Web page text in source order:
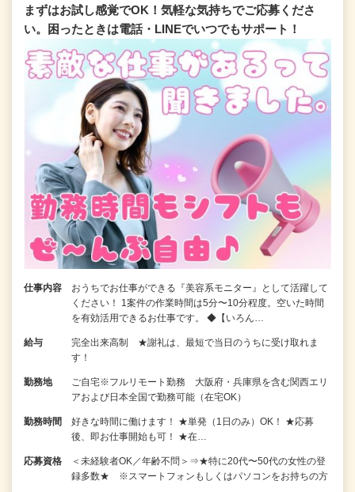
まずはお試し感覚でOK！気軽な気持ちでご応募くださ
い。困ったときは電話・LINEでいつでもサポート！
仕事内容
おうちでお仕事ができる『美容系モニター』として活躍して
ください！ 1案件の作業時間は5分〜10分程度。空いた時間
を有効活用できるお仕事です。 ◆【いろん…
給与
完全出来高制 ★謝礼は、最短で当日のうちに受け取れま
す！
勤務地
ご自宅※フルリモート勤務 大阪府・兵庫県を含む関西エリ
アおよび日本全国で勤務可能（在宅OK）
勤務時間
好きな時間に働けます！ ★単発（1日のみ）OK！ ★応募
後、即お仕事開始も可！ ★在…
応募資格
＜未経験者OK／年齢不問＞⇒★特に20代〜50代の女性の登
録多数★ ※スマートフォンもしくはパソコンをお持ちの方